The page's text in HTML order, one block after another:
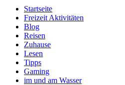
Startseite
Freizeit Aktivitäten
Blog
Reisen
Zuhause
Lesen
Tipps
Gaming
im und am Wasser